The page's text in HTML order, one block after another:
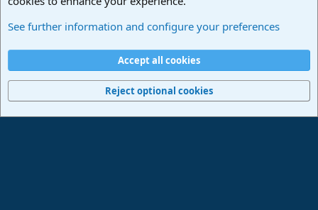
Terms and rules Privacy policy
Home
R
Community platform by XenForo® © 2010-2024 XenForo Ltd.
See further information and configure your preferences
Accept all cookies
Reject optional cookies